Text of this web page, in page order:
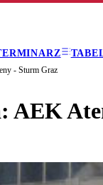
- Sturm Graz
AEK